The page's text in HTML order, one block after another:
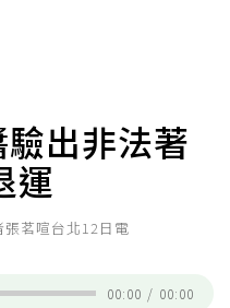
出非法著
運
張茗喧台北12日電
00:00 / 00:00